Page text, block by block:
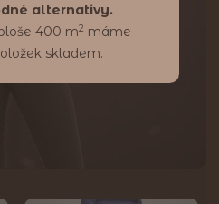
alternativy.
400 m2 máme
skladem.